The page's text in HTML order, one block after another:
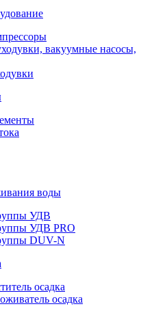
вакуумные насосы,
воды
УДВ
УДВ PRO
DUV-N
осадка
осадка